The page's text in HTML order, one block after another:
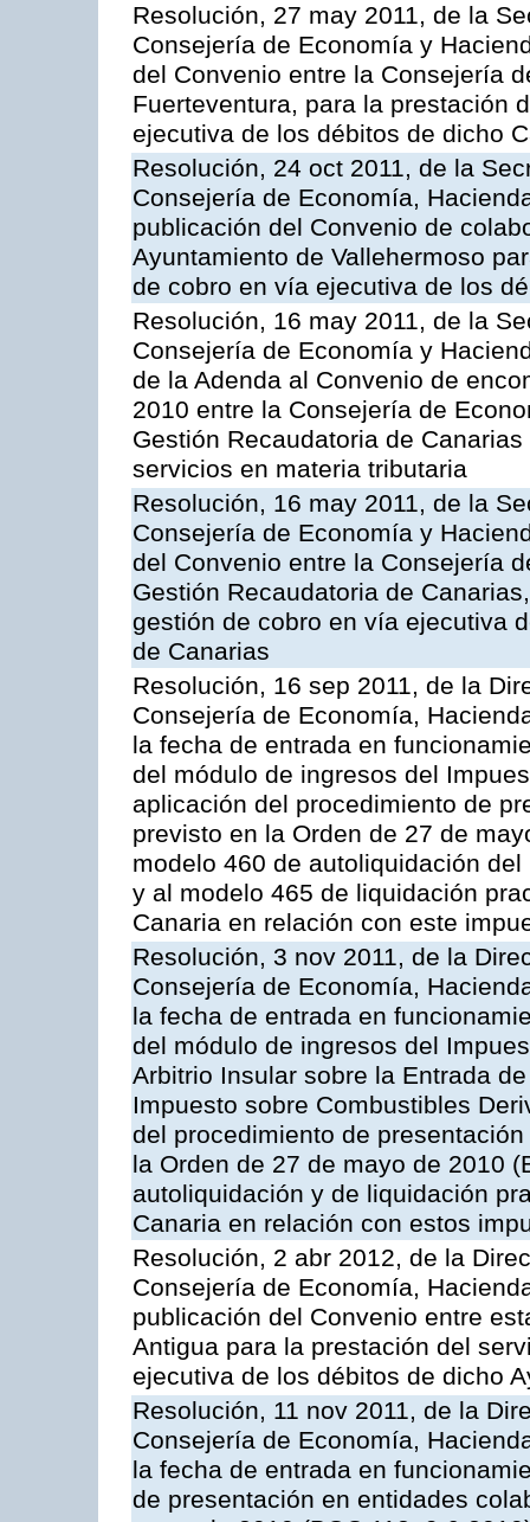
Resolución, 27 may 2011, de la
Consejería de Economía y
del Convenio entre la Consejería
Fuerteventura, para la prestación
ejecutiva de los débitos de dicho
Resolución, 24 oct 2011, de la
Consejería de Economía,
publicación del Convenio de
Ayuntamiento de Vallehermoso
de cobro en vía ejecutiva de los
Resolución, 16 may 2011, de la
Consejería de Economía y
de la Adenda al Convenio de
2010 entre la Consejería de
Gestión Recaudatoria de
servicios en materia tributaria
Resolución, 16 may 2011, de la
Consejería de Economía y
del Convenio entre la Consejería
Gestión Recaudatoria de
gestión de cobro en vía ejecutiva
de Canarias
Resolución, 16 sep 2011, de la
Consejería de Economía,
la fecha de entrada en
del módulo de ingresos del
aplicación del procedimiento de
previsto en la Orden de 27 de
modelo 460 de autoliquidación
y al modelo 465 de liquidación
Canaria en relación con este
Resolución, 3 nov 2011, de la
Consejería de Economía,
la fecha de entrada en
del módulo de ingresos del
Arbitrio Insular sobre la Entrada
Impuesto sobre Combustibles
del procedimiento de
la Orden de 27 de mayo de 2010
autoliquidación y de liquidación
Canaria en relación con estos
Resolución, 2 abr 2012, de la
Consejería de Economía,
publicación del Convenio entre
Antigua para la prestación del
ejecutiva de los débitos de dicho
Resolución, 11 nov 2011, de la
Consejería de Economía,
la fecha de entrada en
de presentación en entidades